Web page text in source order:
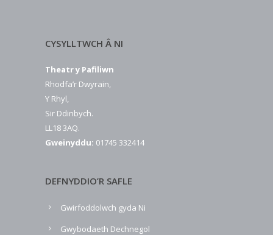
CYSYLLTWCH Â NI
Theatr y Pafiliwn
Rhodfa’r Dwyrain,
Y Rhyl,
Sir Ddinbych.
LL18 3AQ.
Gweinyddu: 01745 332414
DEFNYDDIO’R SAFLE
Gwirfoddolwch gyda Ni
Gwybodaeth Dechnegol